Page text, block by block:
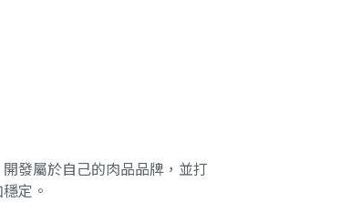
發屬於自己的肉品品牌，並打
定。